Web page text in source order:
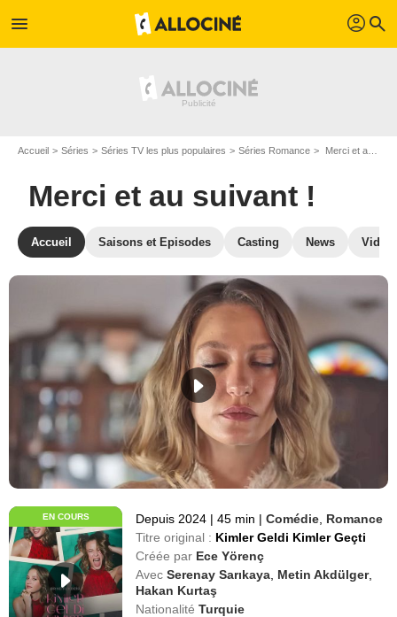
menu profil search
Accueil Séries Séries TV les plus populaires Séries Romance Merci et au suivant !
Merci et au suivant !
Accueil Saisons et Episodes Casting News
EN COURS Depuis 2024 | 45 min | Comédie Romance
Titre original : Kimler Geldi Kimler Geçti
Créée par Ece Yörenç
Avec Serenay Sarıkaya Metin Akdülger,
Hakan Kurtaş
Nationalité Turquie